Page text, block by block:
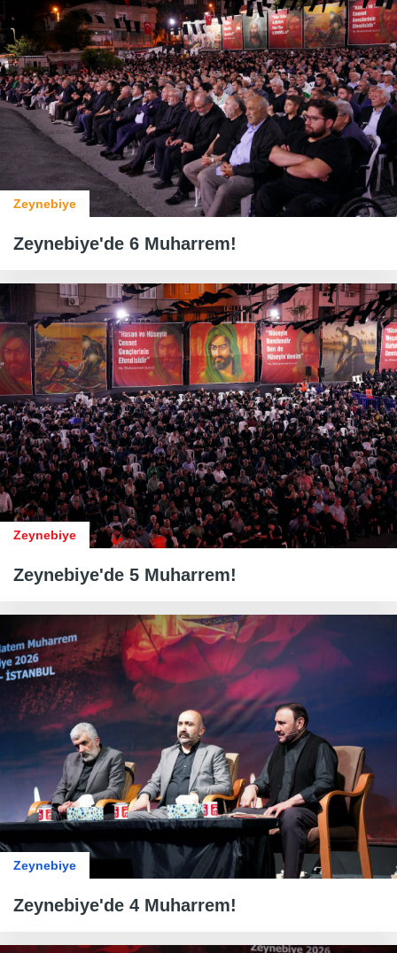
Zeynebiye
Zeynebiye'de 6 Muharrem!
Zeynebiye
Zeynebiye'de 5 Muharrem!
Zeynebiye
Zeynebiye'de 4 Muharrem!